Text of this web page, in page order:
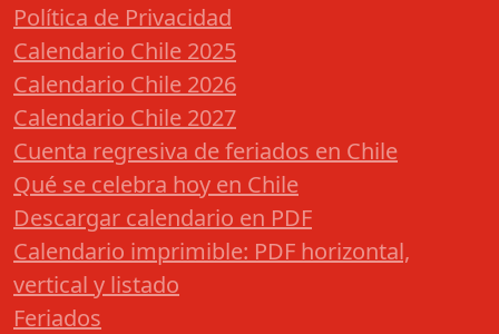
Política de Privacidad
Calendario Chile 2025
Calendario Chile 2026
Calendario Chile 2027
Cuenta regresiva de feriados en Chile
Qué se celebra hoy en Chile
Descargar calendario en PDF
Calendario imprimible: PDF horizontal,
vertical y listado
Feriados